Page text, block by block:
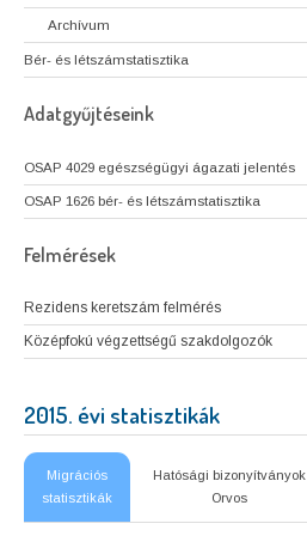
Archívum
Bér- és létszámstatisztika
Adatgyűjtéseink
OSAP 4029 egészségügyi ágazati jelentés
OSAP 1626 bér- és létszámstatisztika
Felmérések
Rezidens keretszám felmérés
Középfokú végzettségű szakdolgozók
2015. évi statisztikák
Migrációs
statisztikák
Hatósági bizonyítványok
Orvos